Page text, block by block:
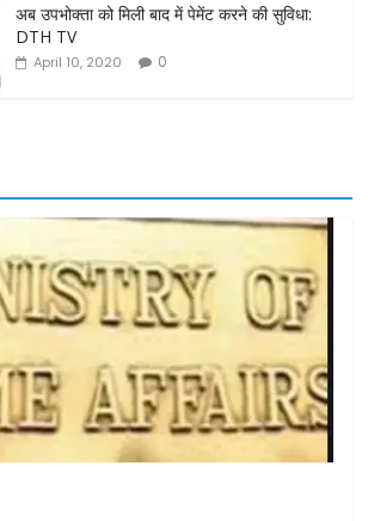
अब उपभोक्ता को मिली बाद में पेमेंट करने की सुविधा:
DTH TV
April 10, 2020 0